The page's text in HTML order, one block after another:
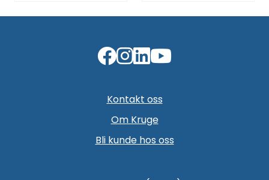
Kontakt oss
Om Kruge
Bli kunde hos oss